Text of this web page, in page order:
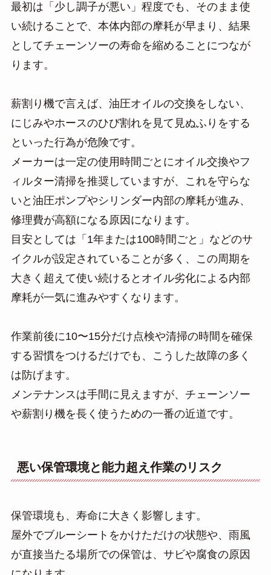
最初は「少し調子が悪い」程度でも、そのまま使
い続けることで、本体内部の摩耗が早まり、結果
としてチェーンソーの寿命を縮めることにつなが
ります。
薪割り機で言えば、油圧オイルの交換をしない、
にじみやホースのひび割れを見て見ぬふりをする
といった行為が危険です。
メーカーは一定の使用時間ごとにオイル交換やフ
ィルター清掃を推奨していますが、これを守らな
いと油圧ポンプやシリンダー内部の摩耗が進み、
修理費が高額になる原因になります。
目安としては「1年または100時間ごと」などのサ
イクルが設定されていることが多く、この周期を
大きく超えて使い続けるとオイル劣化による内部
摩耗が一気に進みやすくなります。
作業前後に10〜15分だけ点検や清掃の時間を確保
する習慣をつけるだけでも、こうした故障の多く
は防げます。
メンテナンスは手間に見えますが、チェーンソー
や薪割り機を長く使うための一番の近道です。
悪い保管環境と能力超え作業のリスク
保管環境も、寿命に大きく影響します。
屋外でブルーシートをかけただけの状態や、雨風
が直接当たる場所での保管は、サビや腐食の原因